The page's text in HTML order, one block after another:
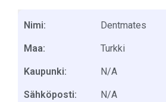
Nimi:
Maa:
Kaupunki:
Sähköposti:
Dentmates
Turkki
N/A
N/A